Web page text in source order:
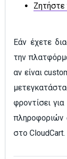
Ζητήστε
Εάν έχετε
την
αν είναι
φροντίσει
στο CloudCart.